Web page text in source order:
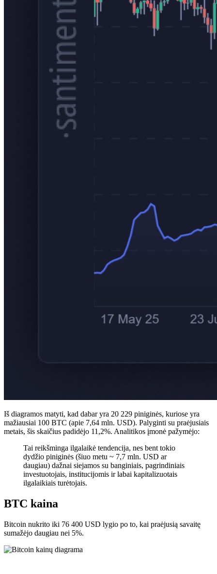
Iš diagramos matyti, kad dabar yra 20 229 piniginės, kuriose yra
mažiausiai 100 BTC (apie 7,64 mln. USD). Palyginti su praėjusiais
metais, šis skaičius padidėjo 11,2%. Analitikos įmonė pažymėjo:
Tai reikšminga ilgalaikė tendencija, nes bent tokio
dydžio piniginės (šiuo metu ~ 7,7 mln. USD ar
daugiau) dažnai siejamos su banginiais, pagrindiniais
investuotojais, institucijomis ir labai kapitalizuotais
ilgalaikiais turėtojais.
BTC kaina
Bitcoin nukrito iki 76 400 USD lygio po to, kai praėjusią savaitę
sumažėjo daugiau nei 5%.